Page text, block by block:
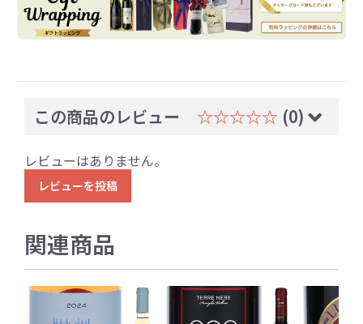
この商品のレビュー ☆☆☆☆☆ (0)
レビューはありません。
レビューを投稿
関連商品